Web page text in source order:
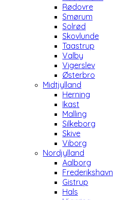
Rødovre
Smørum
Solrød
Skovlunde
Taastrup
Valby
Vigerslev
Østerbro
Midtjylland
Herning
Ikast
Malling
Silkeborg
Skive
Viborg
Nordjylland
Aalborg
Frederikshavn
Gistrup
Hals